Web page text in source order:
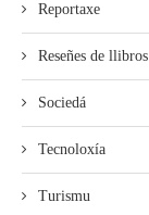
Reportaxe
Reseñes de llibros
Sociedá
Tecnoloxía
Turismu